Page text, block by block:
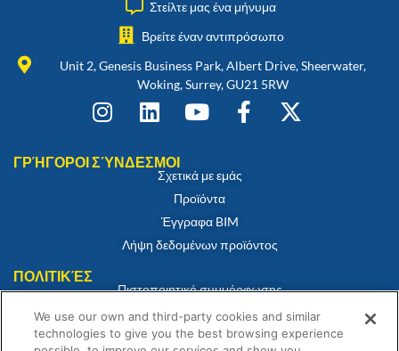
Στείλτε μας ένα μήνυμα
Βρείτε έναν αντιπρόσωπο
Unit 2, Genesis Business Park, Albert Drive, Sheerwater,
Woking, Surrey, GU21 5RW
ΓΡΉΓΟΡΟΙ ΣΎΝΔΕΣΜΟΙ
Σχετικά με εμάς
Προϊόντα
Έγγραφα BIM
Λήψη δεδομένων προϊόντος
ΠΟΛΙΤΙΚΈΣ
Πιστοποιητικό συμμόρφωσης
Πολιτική για τα cookies
Αποποίηση ευθύνης
We use our own and third-party cookies and similar
technologies to give you the best browsing experience